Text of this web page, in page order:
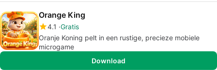
Orange King
4.1 Gratis
Oranje Koning pelt in een rustige, precieze mobiele
microgame
Download